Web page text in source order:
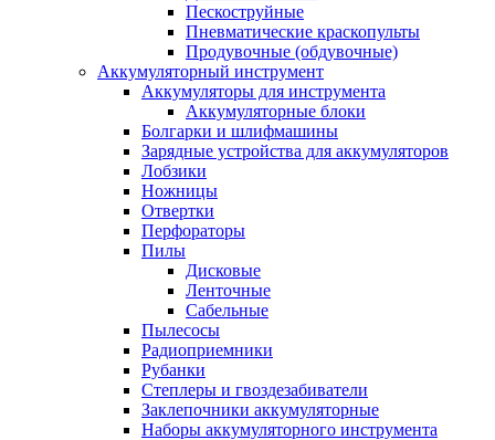
Пескоструйные
Пневматические краскопульты
Продувочные (обдувочные)
Аккумуляторный инструмент
Аккумуляторы для инструмента
Аккумуляторные блоки
Болгарки и шлифмашины
Зарядные устройства для аккумуляторов
Лобзики
Ножницы
Отвертки
Перфораторы
Пилы
Дисковые
Ленточные
Сабельные
Пылесосы
Радиоприемники
Рубанки
Степлеры и гвоздезабиватели
Заклепочники аккумуляторные
Наборы аккумуляторного инструмента